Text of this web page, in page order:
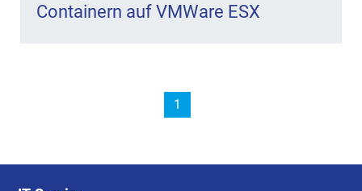
Containern auf VMWare ESX
1